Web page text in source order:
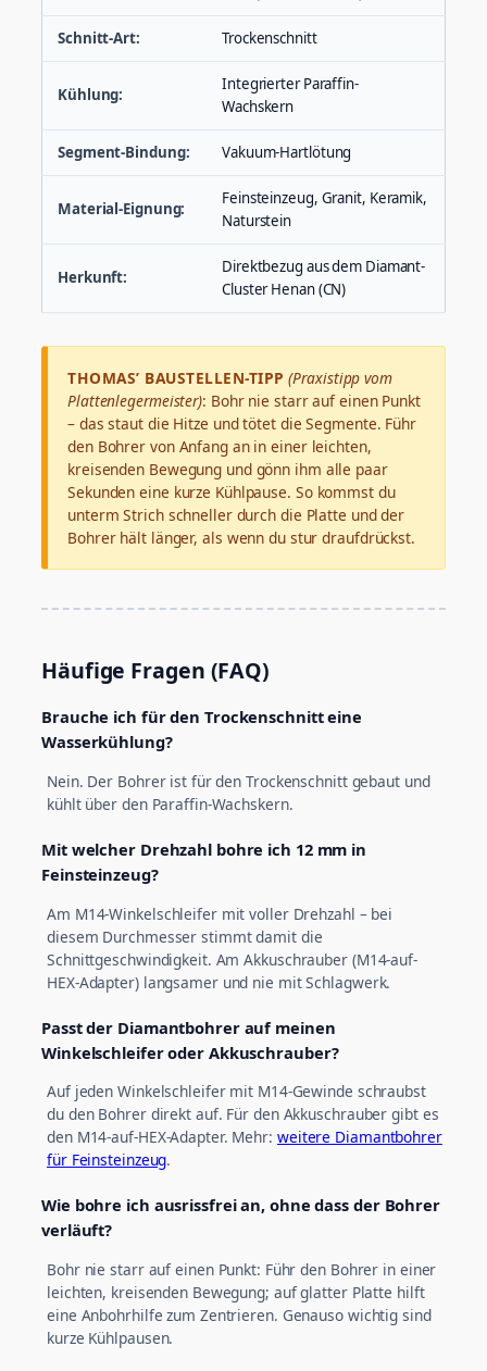
Schnitt-Art: Trockenschnitt
Kühlung:
Integrierter Paraffin-
Wachskern
Segment-Bindung: Vakuum-Hartlötung
Material-Eignung:
Feinsteinzeug, Granit, Keramik,
Naturstein
Herkunft:
Direktbezug aus dem Diamant-
Cluster Henan (CN)
THOMAS’ BAUSTELLEN-TIPP (Praxistipp vom
Plattenlegermeister): Bohr nie starr auf einen Punkt
– das staut die Hitze und tötet die Segmente. Führ
den Bohrer von Anfang an in einer leichten,
kreisenden Bewegung und gönn ihm alle paar
Sekunden eine kurze Kühlpause. So kommst du
unterm Strich schneller durch die Platte und der
Bohrer hält länger, als wenn du stur draufdrückst.
Häufige Fragen (FAQ)
Brauche ich für den Trockenschnitt eine
Wasserkühlung?
Nein. Der Bohrer ist für den Trockenschnitt gebaut und
kühlt über den Paraffin-Wachskern.
Mit welcher Drehzahl bohre ich 12 mm in
Feinsteinzeug?
Am M14-Winkelschleifer mit voller Drehzahl – bei
diesem Durchmesser stimmt damit die
Schnittgeschwindigkeit. Am Akkuschrauber (M14-auf-
HEX-Adapter) langsamer und nie mit Schlagwerk.
Passt der Diamantbohrer auf meinen
Winkelschleifer oder Akkuschrauber?
Auf jeden Winkelschleifer mit M14-Gewinde schraubst
du den Bohrer direkt auf. Für den Akkuschrauber gibt es
den M14-auf-HEX-Adapter. Mehr: weitere Diamantbohrer
für Feinsteinzeug.
Wie bohre ich ausrissfrei an, ohne dass der Bohrer
verläuft?
Bohr nie starr auf einen Punkt: Führ den Bohrer in einer
leichten, kreisenden Bewegung; auf glatter Platte hilft
eine Anbohrhilfe zum Zentrieren. Genauso wichtig sind
kurze Kühlpausen.